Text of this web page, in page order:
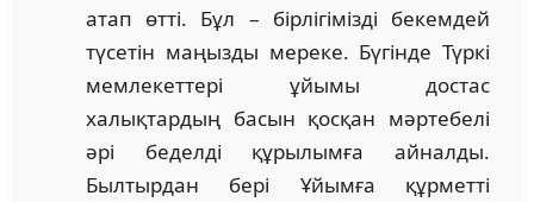
атап өтті. Бұл – бірлігімізді бекемдей
түсетін маңызды мереке. Бүгінде Түркі
мемлекеттері ұйымы достас
халықтардың басын қосқан мәртебелі
әрі беделді құрылымға айналды.
Былтырдан бері Ұйымға құрметті